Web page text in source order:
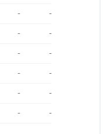
-
-
-
-
-
-
-
-
-
-
- -